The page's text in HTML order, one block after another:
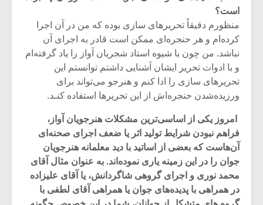
است؟
منظورم دقیقاً تحریرهای سازی بوده که من در آن اجرا
کرده‌ام و هر حنجره‌ای ممکن است قادر به اجرای آن
نباشد. من چون با شیوه استاد شجریان آواز را یاد گرفته‌ام
و با ادوات تحریر ایشان آشنایی داشتم توانستم این
تحریرهای سازی را ادا کنم و هنرجو می‌تواند برای
ورزیده‌شدن حنجره‌اش از این تحریرها استفاده کنـد.
امروز یکی از اساسی‌ترین مشکلات هنرجویان آواز،
فراهم نبودن شرایط تولید اثر یا ضعف اجرای صحنه‌ای
آن‌هاست که بعضی از اساتید با دید معلمانه هنرجویان
جوان را در این زمینه یاری نموده‌اند. به عنوان مثال آقای
محمد نوری و اجرای گروهی شاگردانش، یا آقای علیزاده
در همراهی با پدیدههای جوان یا همراهی آقای لطفی با